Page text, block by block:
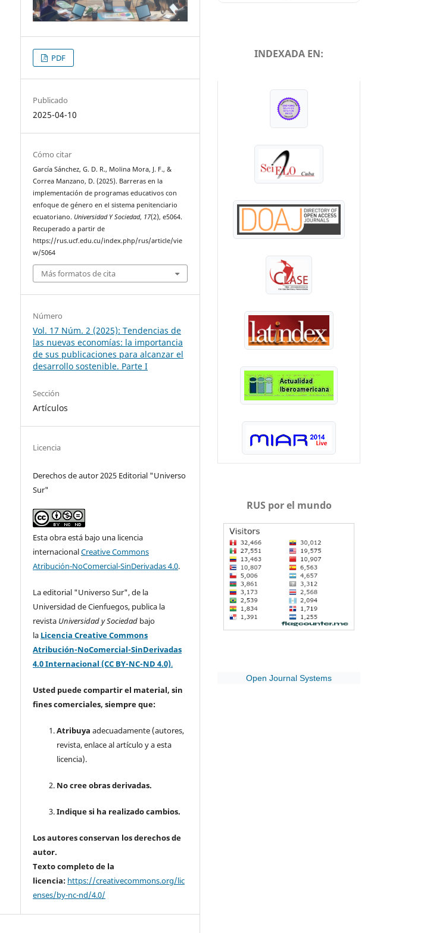
PDF
Publicado
2025-04-10
Cómo citar
García Sánchez, G. D. R., Molina Mora, J. F., &
Correa Manzano, D. (2025). Barreras en la
implementación de programas educativos con
enfoque de género en el sistema penitenciario
ecuatoriano. Universidad Y Sociedad, 17(2), e5064.
Recuperado a partir de
https://rus.ucf.edu.cu/index.php/rus/article/vie
w/5064
Más formatos de cita
Número
Vol. 17 Núm. 2 (2025): Tendencias de
las nuevas economías: la importancia
de sus publicaciones para alcanzar el
desarrollo sostenible. Parte I
Sección
Artículos
Licencia
Derechos de autor 2025 Editorial "Universo
Sur"
Esta obra está bajo una licencia
internacionalCreative Commons
Atribución-NoComercial-SinDerivadas 4.0.
La editorial "Universo Sur", de la
Universidad de Cienfuegos, publica la
revista Universidad y Sociedad bajo
la Licencia Creative Commons
Atribución-NoComercial-SinDerivadas
4.0 Internacional (CC BY-NC-ND 4.0).
Usted puede compartir el material, sin
fines comerciales, siempre que:
Atribuya adecuadamente (autores,
revista, enlace al artículo y a esta
licencia).
No cree obras derivadas.
Indique si ha realizado cambios.
Los autores conservan los derechos de
autor.
Texto completo de la
licencia: https://creativecommons.org/lic
enses/by-nc-nd/4.0/
INDEXADA EN:
RUS por el mundo
Open Journal Systems